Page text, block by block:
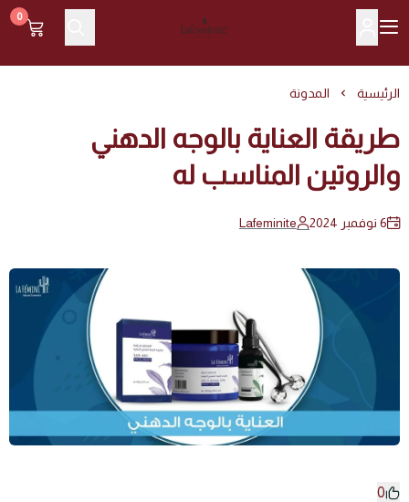
Lafeminite | لافمنيت
0
الرئيسية المدونة
طريقة العناية بالوجه الدهني
والروتين المناسب له
6 نوفمبر 2024 Lafeminite
0